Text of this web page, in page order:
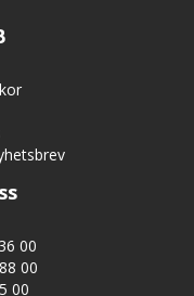
00
00
00